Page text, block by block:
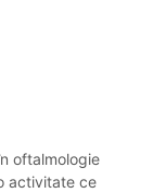
oftalmologie
activitate ce